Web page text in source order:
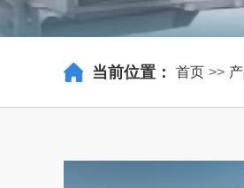
当前位置： 首页 >>